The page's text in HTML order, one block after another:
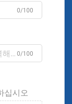
0/100
0/100
십시오